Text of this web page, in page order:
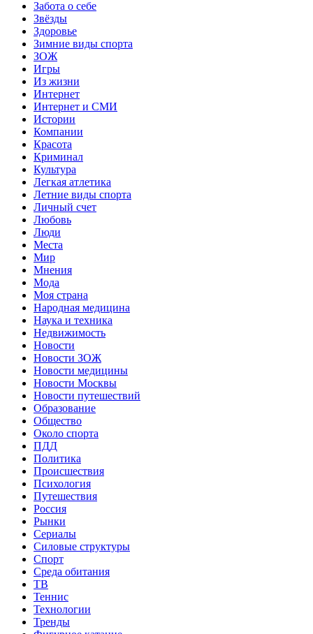
Забота о себе
Звёзды
Здоровье
Зимние виды спорта
ЗОЖ
Игры
Из жизни
Интернет
Интернет и СМИ
Истории
Компании
Красота
Криминал
Культура
Легкая атлетика
Летние виды спорта
Личный счет
Любовь
Люди
Места
Мир
Мнения
Мода
Моя страна
Народная медицина
Наука и техника
Недвижимость
Новости
Новости ЗОЖ
Новости медицины
Новости Москвы
Новости путешествий
Образование
Общество
Около спорта
ПДД
Политика
Происшествия
Психология
Путешествия
Россия
Рынки
Сериалы
Силовые структуры
Спорт
Среда обитания
ТВ
Теннис
Технологии
Тренды